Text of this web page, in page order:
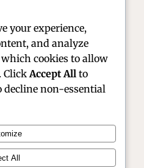
yang
| Racer &
your experience,
and analyze
cookies to allow
. Click Accept All to
decline non-essential
All